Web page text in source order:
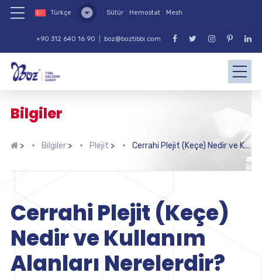
Türkçe Sütür Hemostat Mesh
+90 312 640 16 90 boz@boztibbi.com
Bilgiler
> Bilgiler> Plejit > Cerrahi Plejit (Keçe) Nedir ve Kullanım Alanları Nerelerdir?
Cerrahi Plejit (Keçe)
Nedir ve Kullanım
Alanları Nerelerdir?